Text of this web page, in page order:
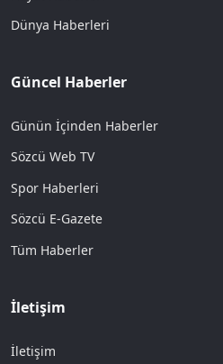
Dünya Haberleri
Güncel Haberler
Günün İçinden Haberler
Sözcü Web TV
Spor Haberleri
Sözcü E-Gazete
Tüm Haberler
İletişim
İletişim